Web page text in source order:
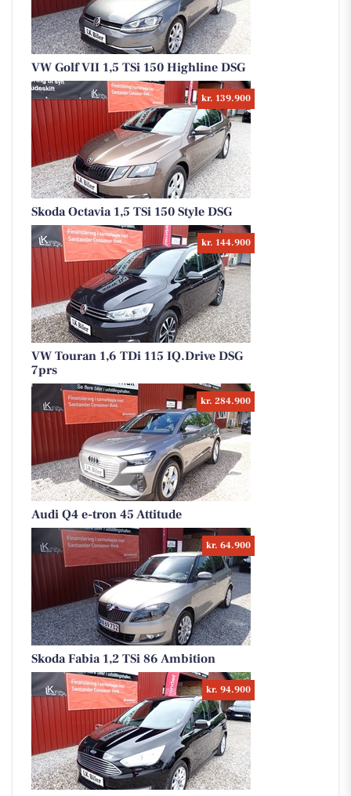
VW Golf VII 1,5 TSi 150 Highline DSG
kr. 139.900
Skoda Octavia 1,5 TSi 150 Style DSG
kr. 144.900
VW Touran 1,6 TDi 115 IQ.Drive DSG
7prs
kr. 284.900
Audi Q4 e-tron 45 Attitude
kr. 64.900
Skoda Fabia 1,2 TSi 86 Ambition
kr. 94.900